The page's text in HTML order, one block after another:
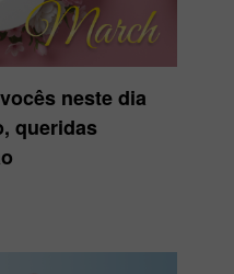
neste dia
queridas